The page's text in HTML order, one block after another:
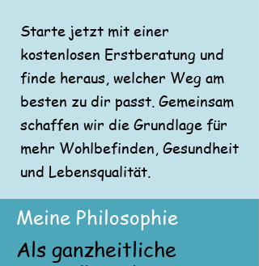
Starte jetzt mit einer
kostenlosen Erstberatung und
finde heraus, welcher Weg am
besten zu dir passt. Gemeinsam
schaffen wir die Grundlage für
mehr Wohlbefinden, Gesundheit
und Lebensqualität.
Meine Philosophie
Als ganzheitliche